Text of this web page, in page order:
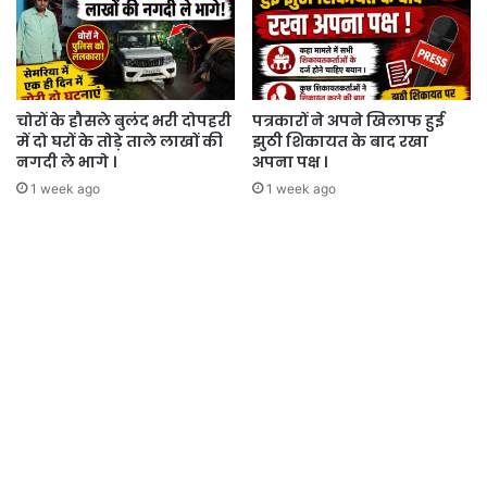
चोरों के हौसले बुलंद भरी दोपहरी
में दो घरों के तोड़े ताले लाखों की
नगदी ले भागे ।
1 week ago
पत्रकारों ने अपने खिलाफ हुई
झुठी शिकायत के बाद रखा
अपना पक्ष ।
1 week ago